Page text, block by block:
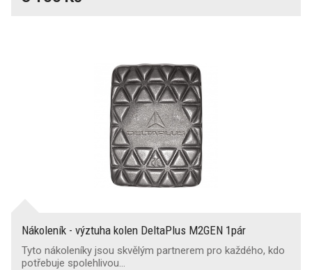
Nákoleník - výztuha kolen DeltaPlus M2GEN 1pár
Tyto nákoleníky jsou skvělým partnerem pro každého, kdo
potřebuje spolehlivou…